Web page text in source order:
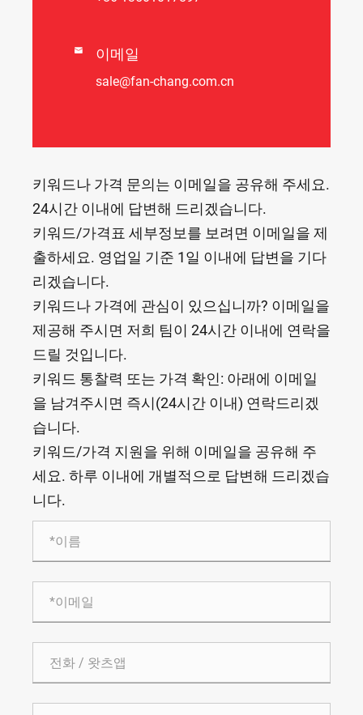
 이메일
sale@fan-chang.com.cn
키워드나 가격 문의는 이메일을 공유해 주세요.
24시간 이내에 답변해 드리겠습니다.
키워드/가격표 세부정보를 보려면 이메일을 제
출하세요. 영업일 기준 1일 이내에 답변을 기다
리겠습니다.
키워드나 가격에 관심이 있으십니까? 이메일을
제공해 주시면 저희 팀이 24시간 이내에 연락을
드릴 것입니다.
키워드 통찰력 또는 가격 확인: 아래에 이메일
을 남겨주시면 즉시(24시간 이내) 연락드리겠
습니다.
키워드/가격 지원을 위해 이메일을 공유해 주
세요. 하루 이내에 개별적으로 답변해 드리겠습
니다.